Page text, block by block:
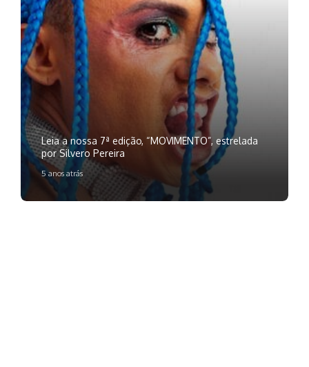
Leia a nossa 7ª edição, “MOVIMENTO”, estrelada
por Silvero Pereira
5 anos atrás